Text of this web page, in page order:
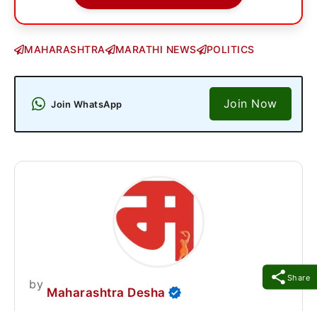
Share
MAHARASHTRA MARATHI NEWS POLITICS
Join WhatsApp Join Now
by
Maharashtra Desha